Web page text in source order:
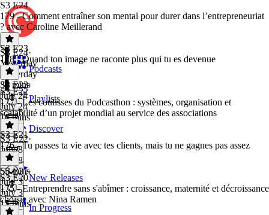
Podcasts
Playlists
Discover
New Releases
In Progress
S3 E24
179 - Comment entraîner son mental pour durer dans l’entrepreneuriat
? avec Caroline Meillerand
S3 E24·
Yesterday
Yesterday
39 mins
S3 E23
178 - Quand ton image ne raconte plus qui tu es devenue
S3 E23·
July 24
July 24
16 mins
S3 E22
177 - Les coulisses du Podcasthon : systèmes, organisation et
scalabilité d’un projet mondial au service des associations
S3 E22·
July 8
July 8
55 mins
S3 E21
176 - Tu passes ta vie avec tes clients, mais tu ne gagnes pas assez
S3 E21·
July 3
July 3
15 mins
S3 E20
175 - Entreprendre sans s'abîmer : croissance, maternité et décroissance
choisie avec Nina Ramen